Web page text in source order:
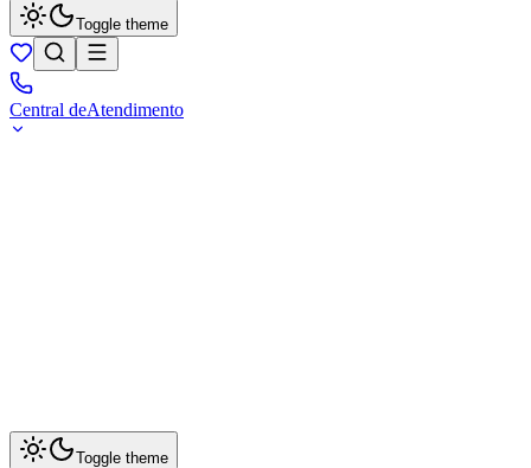
Toggle theme
Central deAtendimento
Toggle theme